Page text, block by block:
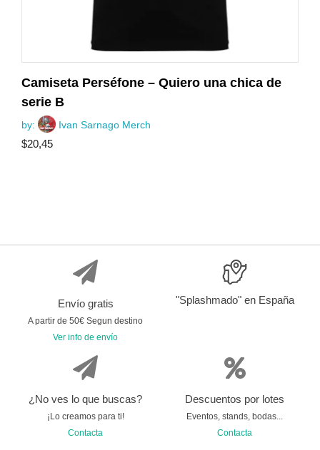
Camiseta Perséfone – Quiero una chica de
serie B
by: Ivan Sarnago Merch
$20,45
Envío gratis
A partir de 50€ Segun destino
Ver info de envío
"Splashmado" en España
¿No ves lo que buscas?
¡Lo creamos para ti!
Contacta
Descuentos por lotes
Eventos, stands, bodas...
Contacta